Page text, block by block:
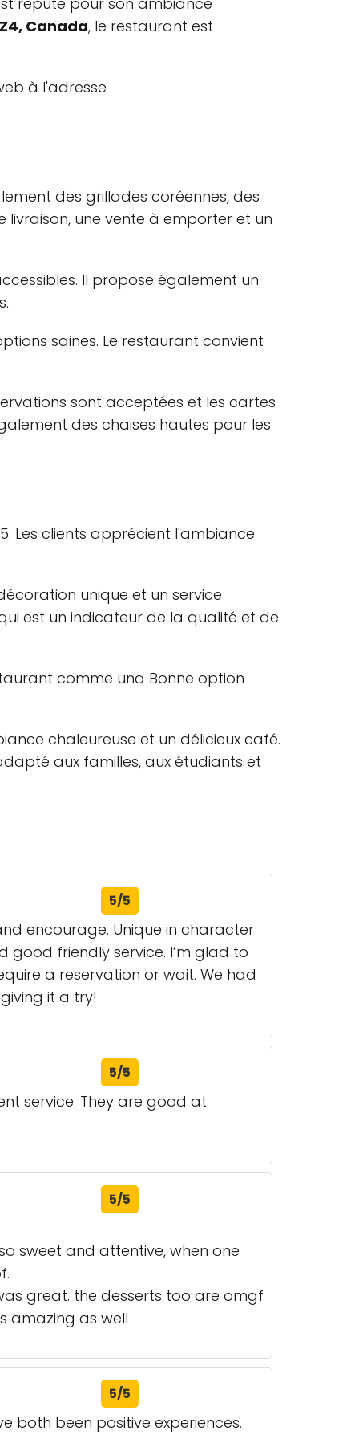
Canada, le restaurant est
à l'adresse
des grillades coréennes, des
une vente à emporter et un
Il propose également un
saines. Le restaurant convient
sont acceptées et les cartes
des chaises hautes pour les
Les clients apprécient l'ambiance
unique et un service
est un indicateur de la qualité et de
comme una Bonne option
chaleureuse et un délicieux café.
aux familles, aux étudiants et
5/5
encourage. Unique in character
friendly service. I’m glad to
a reservation or wait. We had
it a try!
5/5
service. They are good at
5/5
sweet and attentive, when one
great. the desserts too are omgf
amazing as well
5/5
both been positive experiences.